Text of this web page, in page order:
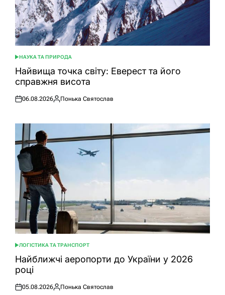
ОПУБЛІКУВАТИ
У
НАУКА ТА ПРИРОДА
Найвища точка світу: Еверест та його
справжня висота
Оприлюднено
06.08.2026
Опубліковано
Понька Святослав
ОПУБЛІКУВАТИ
У
ЛОГІСТИКА ТА ТРАНСПОРТ
Найближчі аеропорти до України у 2026
році
Оприлюднено
05.08.2026
Опубліковано
Понька Святослав